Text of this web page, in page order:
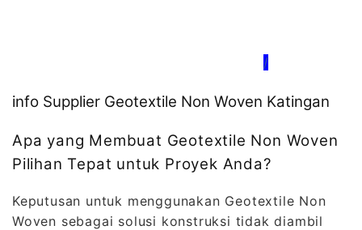
/
info Supplier Geotextile Non Woven Katingan
Apa yang Membuat Geotextile Non Woven
Pilihan Tepat untuk Proyek Anda?
Keputusan untuk menggunakan Geotextile Non
Woven sebagai solusi konstruksi tidak diambil